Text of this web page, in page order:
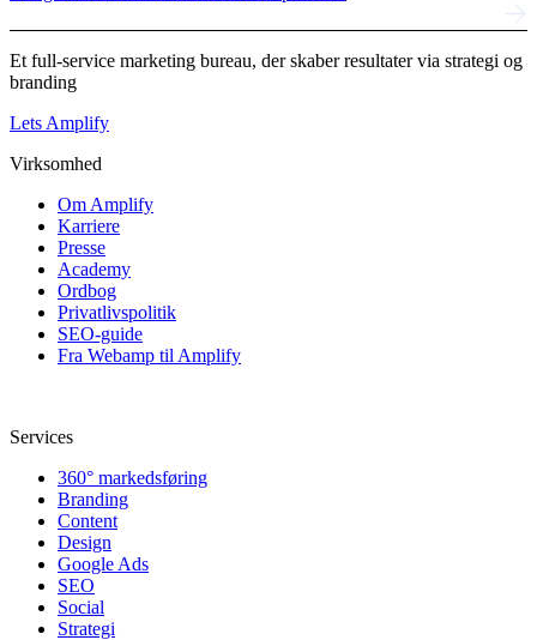
Et full-service marketing bureau, der skaber resultater via strategi og
branding
Lets Amplify
Virksomhed
Om Amplify
Karriere
Presse
Academy
Ordbog
Privatlivspolitik
SEO-guide
Fra Webamp til Amplify
Services
360° markedsføring
Branding
Content
Design
Google Ads
SEO
Social
Strategi